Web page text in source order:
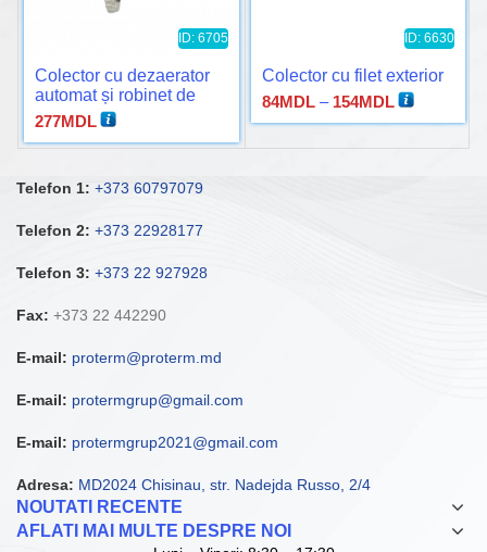
ID: 6705
Colector cu dezaerator
automat și robinet de
golire XF778 1″
277MDL
ID: 6630
Colector cu filet exterior
84MDL – 154MDLInterval
de
Telefon 1: +373 60797079
Telefon 2: +373 22928177
Telefon 3: +373 22 927928
Fax: +373 22 442290
E-mail: proterm@proterm.md
E-mail: protermgrup@gmail.com
E-mail: protermgrup2021@gmail.com
Adresa: MD2024 Chisinau, str. Nadejda Russo, 2/4
NOUTATI RECENTE
AFLATI MAI MULTE DESPRE NOI